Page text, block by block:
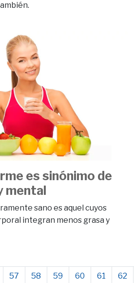
es sinónimo de
mental
sano es aquel cuyos
integran menos grasa y
57 58 59 60 61 62